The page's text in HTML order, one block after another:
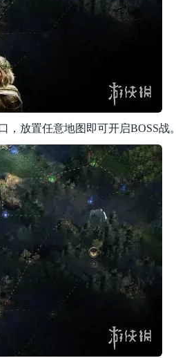
放置任意地图即可开启BOSS战。